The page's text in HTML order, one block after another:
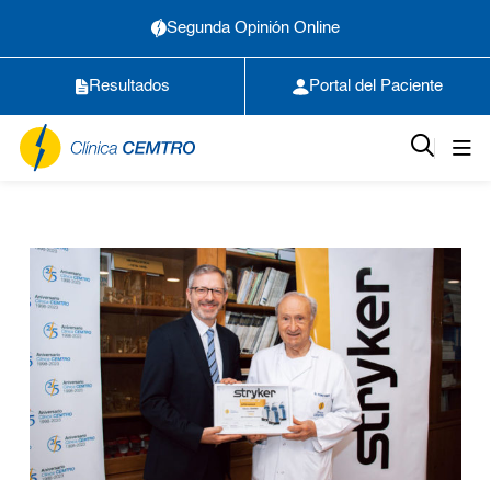
Segunda Opinión Online
Resultados Portal del Paciente